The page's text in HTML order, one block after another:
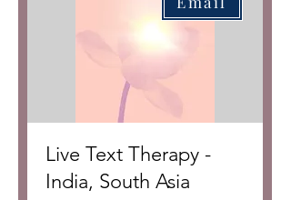
Live Text Therapy -
India, South Asia